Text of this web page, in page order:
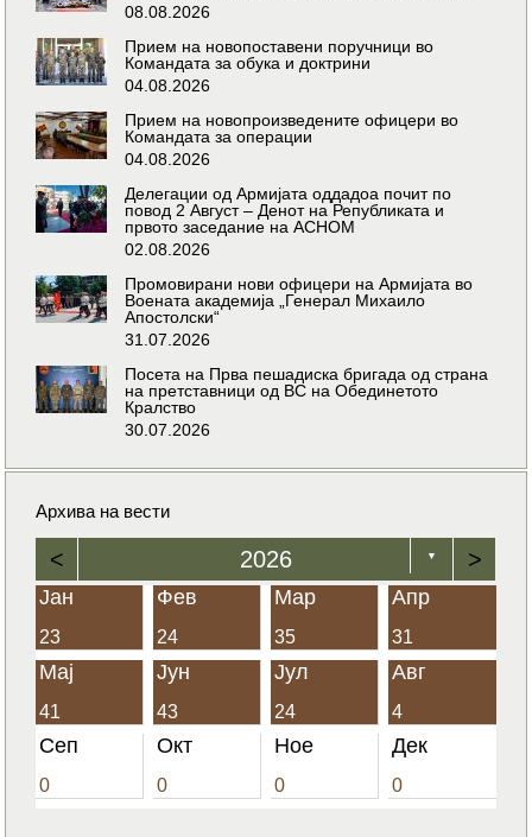
08.08.2026
Прием на новопоставени поручници во
Командата за обука и доктрини
04.08.2026
Прием на новопроизведените офицери во
Командата за операции
04.08.2026
Делегации од Армијата оддадоа почит по
повод 2 Август – Денот на Републиката и
првото заседание на АСНОМ
02.08.2026
Промовирани нови офицери на Армијата во
Воената академија „Генерал Михаило
Апостолски“
31.07.2026
Посета на Прва пешадиска бригада од страна
на претставници од ВС на Обединетото
Кралство
30.07.2026
Архива на вести
< 2026 ▼ >
Јан
23
Фев
24
Мар
35
Апр
31
Мај
41
Јун
43
Јул
24
Авг
4
Сеп
0
Окт
0
Ное
0
Дек
0